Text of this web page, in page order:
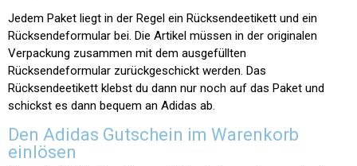
Jedem Paket liegt in der Regel ein Rücksendeetikett und ein
Rücksendeformular bei. Die Artikel müssen in der originalen
Verpackung zusammen mit dem ausgefüllten
Rücksendeformular zurückgeschickt werden. Das
Rücksendeetikett klebst du dann nur noch auf das Paket und
schickst es dann bequem an Adidas ab.
Den Adidas Gutschein im Warenkorb
einlösen